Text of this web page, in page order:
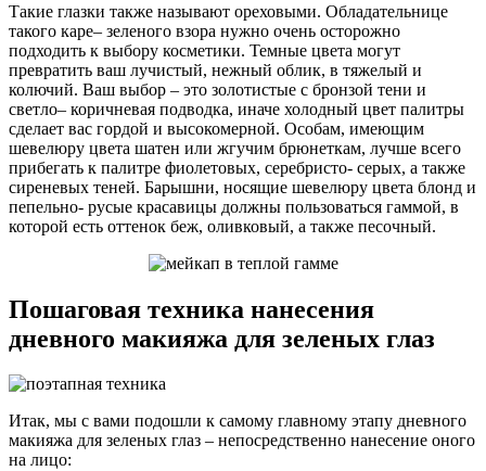
Такие глазки также называют ореховыми. Обладательнице
такого каре– зеленого взора нужно очень осторожно
подходить к выбору косметики. Темные цвета могут
превратить ваш лучистый, нежный облик, в тяжелый и
колючий. Ваш выбор – это золотистые с бронзой тени и
светло– коричневая подводка, иначе холодный цвет палитры
сделает вас гордой и высокомерной. Особам, имеющим
шевелюру цвета шатен или жгучим брюнеткам, лучше всего
прибегать к палитре фиолетовых, серебристо- серых, а также
сиреневых теней. Барышни, носящие шевелюру цвета блонд и
пепельно- русые красавицы должны пользоваться гаммой, в
которой есть оттенок беж, оливковый, а также песочный.
Пошаговая техника нанесения
дневного макияжа для зеленых глаз
Итак, мы с вами подошли к самому главному этапу дневного
макияжа для зеленых глаз – непосредственно нанесение оного
на лицо: